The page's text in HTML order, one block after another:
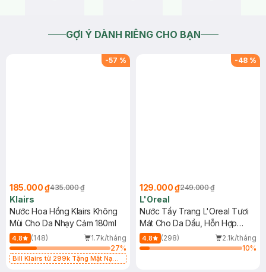
GỢI Ý DÀNH RIÊNG CHO BẠN
-57 %
185.000 ₫435.000 ₫
Klairs
Nước Hoa Hồng Klairs Không
Mùi Cho Da Nhạy Cảm 180ml
4.8 (148)
1.7k/tháng
27%
Bill Klairs từ 299k Tặng Mặt Nạ
-48 %
129.000 ₫249.000 ₫
L'Oreal
Nước Tẩy Trang L'Oreal Tươi
Mát Cho Da Dầu, Hỗn Hợp
400ml
4.8 (298)
2.1k/tháng
10%